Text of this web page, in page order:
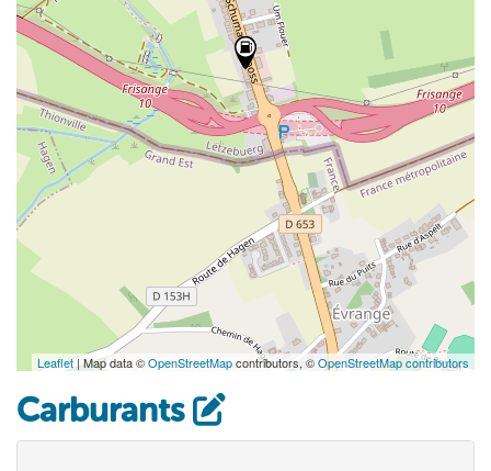
Leaflet| Map data ©OpenStreetMapcontributors, ©OpenStreetMap contributors
Carburants